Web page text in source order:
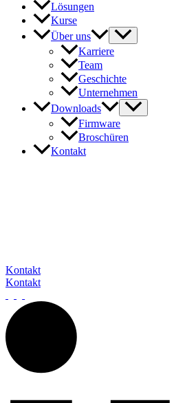
Lösungen
Kurse
Über uns
Karriere
Team
Geschichte
Unternehmen
Downloads
Firmware
Broschüren
Kontakt
Kontakt
Kontakt